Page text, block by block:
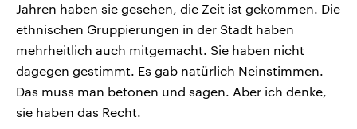
Jahren haben sie gesehen, die Zeit ist gekommen. Die
ethnischen Gruppierungen in der Stadt haben
mehrheitlich auch mitgemacht. Sie haben nicht
dagegen gestimmt. Es gab natürlich Neinstimmen.
Das muss man betonen und sagen. Aber ich denke,
sie haben das Recht.